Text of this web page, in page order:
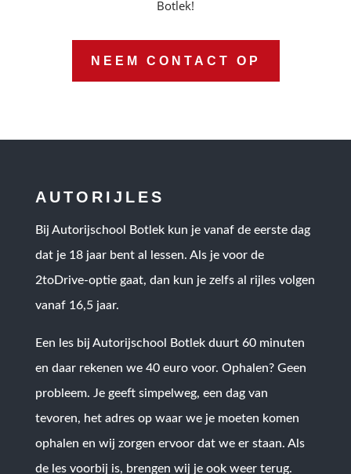
Botlek!
NEEM CONTACT OP
AUTORIJLES
Bij Autorijschool Botlek kun je vanaf de eerste dag
dat je 18 jaar bent al lessen. Als je voor de
2toDrive-optie gaat, dan kun je zelfs al rijles volgen
vanaf 16,5 jaar.
Een les bij Autorijschool Botlek duurt 60 minuten
en daar rekenen we 40 euro voor. Ophalen? Geen
probleem. Je geeft simpelweg, een dag van
tevoren, het adres op waar we je moeten komen
ophalen en wij zorgen ervoor dat we er staan. Als
de les voorbij is, brengen wij je ook weer terug.